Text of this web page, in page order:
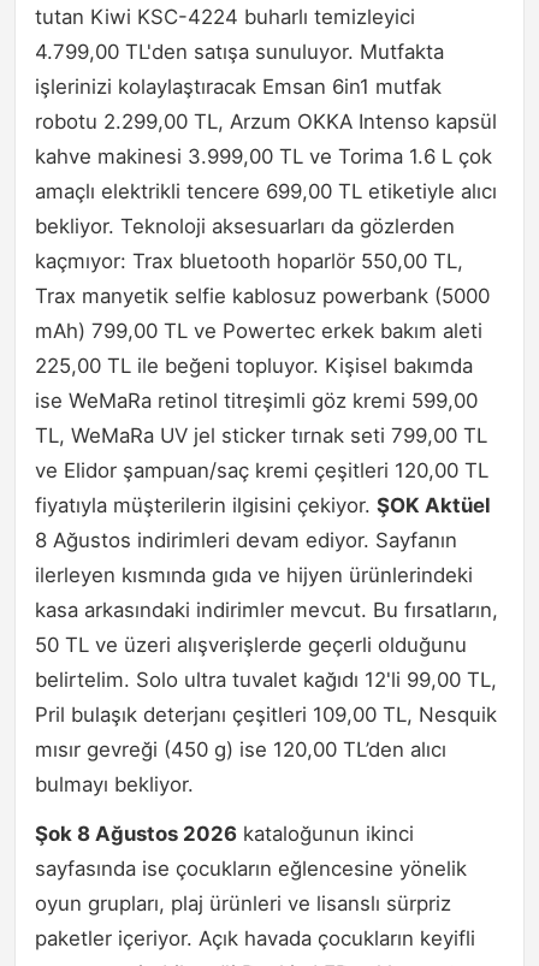
tutan Kiwi KSC-4224 buharlı temizleyici
4.799,00 TL'den satışa sunuluyor. Mutfakta
işlerinizi kolaylaştıracak Emsan 6in1 mutfak
robotu 2.299,00 TL, Arzum OKKA Intenso kapsül
kahve makinesi 3.999,00 TL ve Torima 1.6 L çok
amaçlı elektrikli tencere 699,00 TL etiketiyle alıcı
bekliyor. Teknoloji aksesuarları da gözlerden
kaçmıyor: Trax bluetooth hoparlör 550,00 TL,
Trax manyetik selfie kablosuz powerbank (5000
mAh) 799,00 TL ve Powertec erkek bakım aleti
225,00 TL ile beğeni topluyor. Kişisel bakımda
ise WeMaRa retinol titreşimli göz kremi 599,00
TL, WeMaRa UV jel sticker tırnak seti 799,00 TL
ve Elidor şampuan/saç kremi çeşitleri 120,00 TL
fiyatıyla müşterilerin ilgisini çekiyor. ŞOK Aktüel
8 Ağustos indirimleri devam ediyor. Sayfanın
ilerleyen kısmında gıda ve hijyen ürünlerindeki
kasa arkasındaki indirimler mevcut. Bu fırsatların,
50 TL ve üzeri alışverişlerde geçerli olduğunu
belirtelim. Solo ultra tuvalet kağıdı 12'li 99,00 TL,
Pril bulaşık deterjanı çeşitleri 109,00 TL, Nesquik
mısır gevreği (450 g) ise 120,00 TL’den alıcı
bulmayı bekliyor.
Şok 8 Ağustos 2026 kataloğunun ikinci
sayfasında ise çocukların eğlencesine yönelik
oyun grupları, plaj ürünleri ve lisanslı sürpriz
paketler içeriyor. Açık havada çocukların keyifli